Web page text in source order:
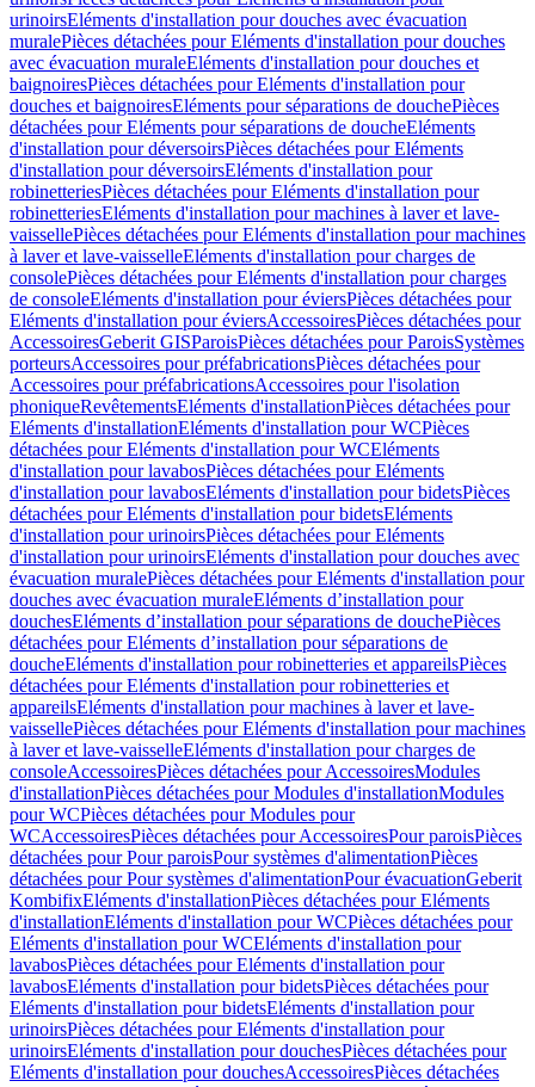
urinoirsEléments d'installation pour douches avec évacuation
muralePièces détachées pour Eléments d'installation pour douches
avec évacuation muraleEléments d'installation pour douches et
baignoiresPièces détachées pour Eléments d'installation pour
douches et baignoiresEléments pour séparations de douchePièces
détachées pour Eléments pour séparations de doucheEléments
d'installation pour déversoirsPièces détachées pour Eléments
d'installation pour déversoirsEléments d'installation pour
robinetteriesPièces détachées pour Eléments d'installation pour
robinetteriesEléments d'installation pour machines à laver et lave-
vaissellePièces détachées pour Eléments d'installation pour machines
à laver et lave-vaisselleEléments d'installation pour charges de
consolePièces détachées pour Eléments d'installation pour charges
de consoleEléments d'installation pour éviersPièces détachées pour
Eléments d'installation pour éviersAccessoiresPièces détachées pour
AccessoiresGeberit GISParoisPièces détachées pour ParoisSystèmes
porteursAccessoires pour préfabricationsPièces détachées pour
Accessoires pour préfabricationsAccessoires pour l'isolation
phoniqueRevêtementsEléments d'installationPièces détachées pour
Eléments d'installationEléments d'installation pour WCPièces
détachées pour Eléments d'installation pour WCEléments
d'installation pour lavabosPièces détachées pour Eléments
d'installation pour lavabosEléments d'installation pour bidetsPièces
détachées pour Eléments d'installation pour bidetsEléments
d'installation pour urinoirsPièces détachées pour Eléments
d'installation pour urinoirsEléments d'installation pour douches avec
évacuation muralePièces détachées pour Eléments d'installation pour
douches avec évacuation muraleEléments d’installation pour
douchesEléments d’installation pour séparations de douchePièces
détachées pour Eléments d’installation pour séparations de
doucheEléments d'installation pour robinetteries et appareilsPièces
détachées pour Eléments d'installation pour robinetteries et
appareilsEléments d'installation pour machines à laver et lave-
vaissellePièces détachées pour Eléments d'installation pour machines
à laver et lave-vaisselleEléments d'installation pour charges de
consoleAccessoiresPièces détachées pour AccessoiresModules
d'installationPièces détachées pour Modules d'installationModules
pour WCPièces détachées pour Modules pour
WCAccessoiresPièces détachées pour AccessoiresPour paroisPièces
détachées pour Pour paroisPour systèmes d'alimentationPièces
détachées pour Pour systèmes d'alimentationPour évacuationGeberit
KombifixEléments d'installationPièces détachées pour Eléments
d'installationEléments d'installation pour WCPièces détachées pour
Eléments d'installation pour WCEléments d'installation pour
lavabosPièces détachées pour Eléments d'installation pour
lavabosEléments d'installation pour bidetsPièces détachées pour
Eléments d'installation pour bidetsEléments d'installation pour
urinoirsPièces détachées pour Eléments d'installation pour
urinoirsEléments d'installation pour douchesPièces détachées pour
Eléments d'installation pour douchesAccessoiresPièces détachées